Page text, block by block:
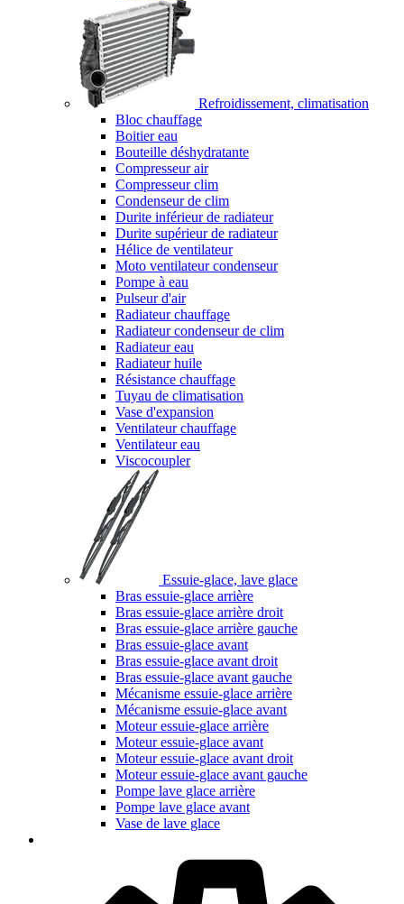
Refroidissement, climatisation
Bloc chauffage
Boitier eau
Bouteille déshydratante
Compresseur air
Compresseur clim
Condenseur de clim
Durite inférieur de radiateur
Durite supérieur de radiateur
Hélice de ventilateur
Moto ventilateur condenseur
Pompe à eau
Pulseur d'air
Radiateur chauffage
Radiateur condenseur de clim
Radiateur eau
Radiateur huile
Résistance chauffage
Tuyau de climatisation
Vase d'expansion
Ventilateur chauffage
Ventilateur eau
Viscocoupler
Essuie-glace, lave glace
Bras essuie-glace arrière
Bras essuie-glace arrière droit
Bras essuie-glace arrière gauche
Bras essuie-glace avant
Bras essuie-glace avant droit
Bras essuie-glace avant gauche
Mécanisme essuie-glace arrière
Mécanisme essuie-glace avant
Moteur essuie-glace arrière
Moteur essuie-glace avant
Moteur essuie-glace avant droit
Moteur essuie-glace avant gauche
Pompe lave glace arrière
Pompe lave glace avant
Vase de lave glace